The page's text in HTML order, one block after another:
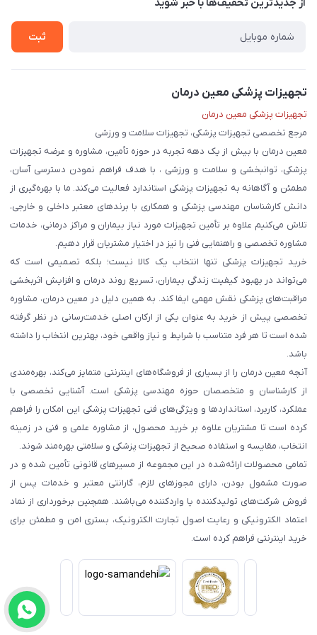
حریم خصوصی
از جدید‌ترین تخفیف‌ها با‌ خبر شوید
ثبت
تجهیزات پزشکی معین درمان
تجهیزات پزشکی معین درمان
مرجع تخصصی تجهیزات پزشکی، تجهیزات سلامت و ورزشی
معین درمان با بیش از یک دهه تجربه در حوزه تأمین، مشاوره و عرضه تجهیزات
پزشکی، توانبخشی و سلامت و ورزشی ، با هدف فراهم نمودن دسترسی آسان،
مطمئن و آگاهانه به تجهیزات پزشکی استاندارد فعالیت می‌کند. ما با بهره‌گیری از
دانش کارشناسان مهندسی پزشکی و همکاری با برندهای معتبر داخلی و خارجی،
تلاش می‌کنیم علاوه بر تأمین تجهیزات مورد نیاز بیماران و مراکز درمانی، خدمات
مشاوره تخصصی و راهنمایی فنی را نیز در اختیار مشتریان قرار دهیم.
خرید تجهیزات پزشکی تنها انتخاب یک کالا نیست؛ بلکه تصمیمی است که
می‌تواند در بهبود کیفیت زندگی بیماران، تسریع روند درمان و افزایش اثربخشی
مراقبت‌های پزشکی نقش مهمی ایفا کند. به همین دلیل در معین درمان، مشاوره
تخصصی پیش از خرید به عنوان یکی از ارکان اصلی خدمت‌رسانی در نظر گرفته
شده است تا هر فرد متناسب با شرایط و نیاز واقعی خود، بهترین انتخاب را داشته
باشد.
آنچه معین درمان را از بسیاری از فروشگاه‌های اینترنتی متمایز می‌کند، بهره‌مندی
از کارشناسان و متخصصان حوزه مهندسی پزشکی است. آشنایی تخصصی با
عملکرد، کاربرد، استانداردها و ویژگی‌های فنی تجهیزات پزشکی این امکان را فراهم
کرده است تا مشتریان علاوه بر خرید محصول، از مشاوره علمی و فنی در زمینه
انتخاب، مقایسه و استفاده صحیح از تجهیزات پزشکی و سلامتی بهره‌مند شوند.
تمامی محصولات ارائه‌شده در این مجموعه از مسیرهای قانونی تأمین شده و در
صورت مشمول بودن، دارای مجوزهای لازم، گارانتی معتبر و خدمات پس از
فروش شرکت‌های تولیدکننده یا واردکننده می‌باشند. همچنین برخورداری از نماد
اعتماد الکترونیکی و رعایت اصول تجارت الکترونیک، بستری امن و مطمئن برای
خرید اینترنتی فراهم کرده است.